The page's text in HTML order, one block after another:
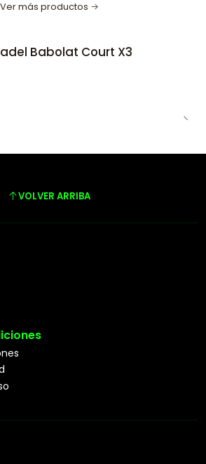
Ver más productos
Babolat Court X3
VOLVER ARRIBA